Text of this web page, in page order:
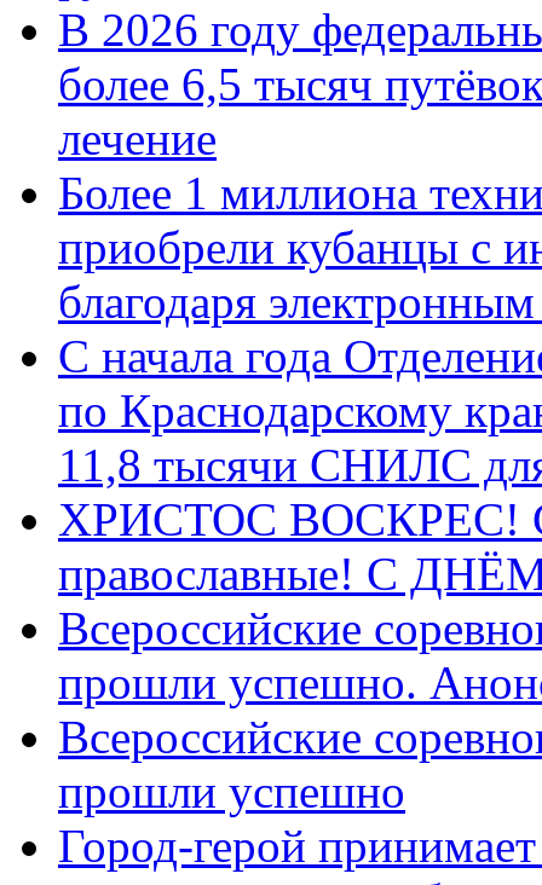
В 2026 году
более 6,5 тысяч
лечение
Более 1 миллиона
приобрели кубанцы с
благодаря
С начала года
по Краснодарскому
11,8 тысячи СНИЛС
ХРИСТОС ВОСКРЕС! С
православные! C
Всероссийские
прошли успешно.
Всероссийские
прошли успешно
Город-герой